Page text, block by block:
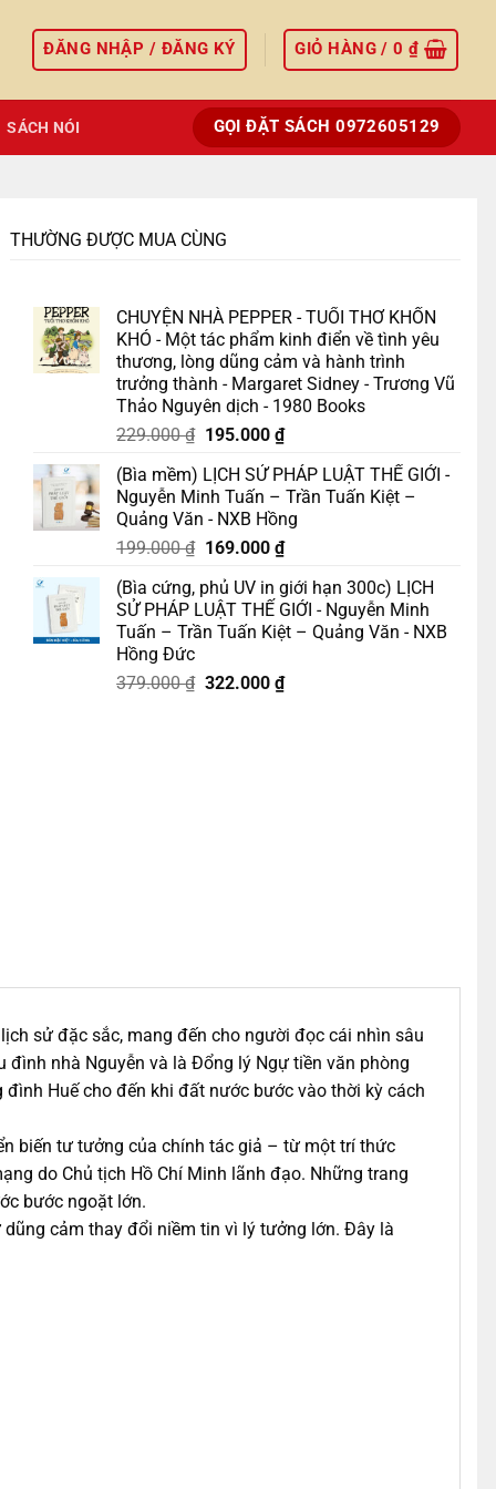
ĐĂNG NHẬP / ĐĂNG KÝ GIỎ HÀNG /0₫
SÁCH NÓI GỌI ĐẶT SÁCH 0972605129
Hội Nhà Văn số lượng
THƯỜNG ĐƯỢC MUA CÙNG
CHUYỆN NHÀ PEPPER - TUỔI THƠ KHỐN
KHÓ - Một tác phẩm kinh điển về tình yêu
thương, lòng dũng cảm và hành trình
trưởng thành - Margaret Sidney - Trương Vũ
Thảo Nguyên dịch - 1980 Books
229.000₫ Giá
là:
229.000 ₫.
195.000 ₫Giá
tại
là:
195.000 ₫.
(Bìa mềm) LỊCH SỬ PHÁP LUẬT THẾ GIỚI -
Nguyễn Minh Tuấn – Trần Tuấn Kiệt –
Quảng Văn - NXB Hồng
199.000₫ Giá
là:
199.000 ₫.
169.000 ₫Giá
tại
là:
169.000 ₫.
(Bìa cứng, phủ UV in giới hạn 300c) LỊCH
SỬ PHÁP LUẬT THẾ GIỚI - Nguyễn Minh
Tuấn – Trần Tuấn Kiệt – Quảng Văn - NXB
Hồng Đức
379.000₫ Giá
322.000 ₫Giá
sử đặc sắc, mang đến cho người đọc cái nhìn sâu
nhà Nguyễn và là Đổng lý Ngự tiền văn phòng
Huế cho đến khi đất nước bước vào thời kỳ cách
biến tư tưởng của chính tác giả – từ một trí thức
do Chủ tịch Hồ Chí Minh lãnh đạo. Những trang
bước ngoặt lớn.
dũng cảm thay đổi niềm tin vì lý tưởng lớn. Đây là